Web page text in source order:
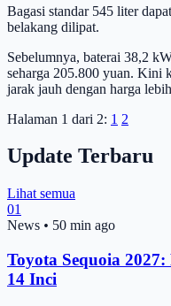
Bagasi standar 545 liter
belakang dilipat.
Sebelumnya, baterai 38,2
seharga 205.800 yuan. Kini
jarak jauh dengan harga
Halaman 1 dari 2: 1 2
Update Terbaru
Lihat semua
01
News • 50 min ago
Toyota Sequoia
14 Inci